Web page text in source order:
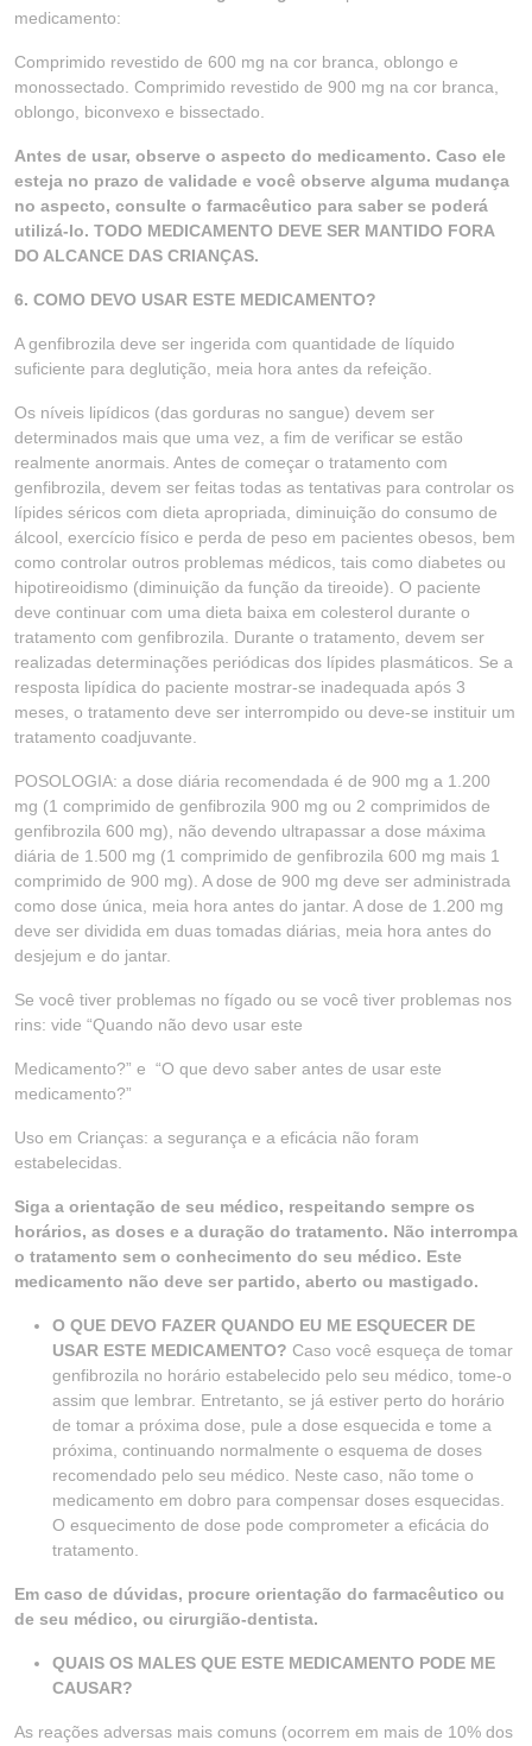
medicamento:
Comprimido revestido de 600 mg na cor branca, oblongo e
monossectado. Comprimido revestido de 900 mg na cor branca,
oblongo, biconvexo e bissectado.
Antes de usar, observe o aspecto do medicamento. Caso ele
esteja no prazo de validade e você observe alguma mudança
no aspecto, consulte o farmacêutico para saber se poderá
utilizá-lo. TODO MEDICAMENTO DEVE SER MANTIDO FORA
DO ALCANCE DAS CRIANÇAS.
6. COMO DEVO USAR ESTE MEDICAMENTO?
A genfibrozila deve ser ingerida com quantidade de líquido
suficiente para deglutição, meia hora antes da refeição.
Os níveis lipídicos (das gorduras no sangue) devem ser
determinados mais que uma vez, a fim de verificar se estão
realmente anormais. Antes de começar o tratamento com
genfibrozila, devem ser feitas todas as tentativas para controlar os
lípides séricos com dieta apropriada, diminuição do consumo de
álcool, exercício físico e perda de peso em pacientes obesos, bem
como controlar outros problemas médicos, tais como diabetes ou
hipotireoidismo (diminuição da função da tireoide). O paciente
deve continuar com uma dieta baixa em colesterol durante o
tratamento com genfibrozila. Durante o tratamento, devem ser
realizadas determinações periódicas dos lípides plasmáticos. Se a
resposta lipídica do paciente mostrar-se inadequada após 3
meses, o tratamento deve ser interrompido ou deve-se instituir um
tratamento coadjuvante.
POSOLOGIA: a dose diária recomendada é de 900 mg a 1.200
mg (1 comprimido de genfibrozila 900 mg ou 2 comprimidos de
genfibrozila 600 mg), não devendo ultrapassar a dose máxima
diária de 1.500 mg (1 comprimido de genfibrozila 600 mg mais 1
comprimido de 900 mg). A dose de 900 mg deve ser administrada
como dose única, meia hora antes do jantar. A dose de 1.200 mg
deve ser dividida em duas tomadas diárias, meia hora antes do
desjejum e do jantar.
Se você tiver problemas no fígado ou se você tiver problemas nos
rins: vide “Quando não devo usar este
Medicamento?” e “O que devo saber antes de usar este
medicamento?”
Uso em Crianças: a segurança e a eficácia não foram
estabelecidas.
Siga a orientação de seu médico, respeitando sempre os
horários, as doses e a duração do tratamento. Não interrompa
o tratamento sem o conhecimento do seu médico. Este
medicamento não deve ser partido, aberto ou mastigado.
O QUE DEVO FAZER QUANDO EU ME ESQUECER DE
USAR ESTE MEDICAMENTO? Caso você esqueça de tomar
genfibrozila no horário estabelecido pelo seu médico, tome-o
assim que lembrar. Entretanto, se já estiver perto do horário
de tomar a próxima dose, pule a dose esquecida e tome a
próxima, continuando normalmente o esquema de doses
recomendado pelo seu médico. Neste caso, não tome o
medicamento em dobro para compensar doses esquecidas.
O esquecimento de dose pode comprometer a eficácia do
tratamento.
Em caso de dúvidas, procure orientação do farmacêutico ou
de seu médico, ou cirurgião-dentista.
QUAIS OS MALES QUE ESTE MEDICAMENTO PODE ME
CAUSAR?
As reações adversas mais comuns (ocorrem em mais de 10% dos